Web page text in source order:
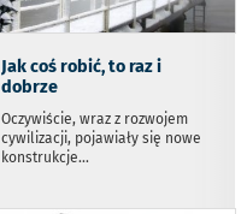
Jak coś robić, to raz i
dobrze
Oczywiście, wraz z rozwojem
cywilizacji, pojawiały się nowe
konstrukcje...